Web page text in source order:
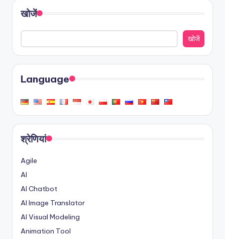
खोजें
खोजें
Language
श्रेणियां
Agile
AI
AI Chatbot
AI Image Translator
AI Visual Modeling
Animation Tool